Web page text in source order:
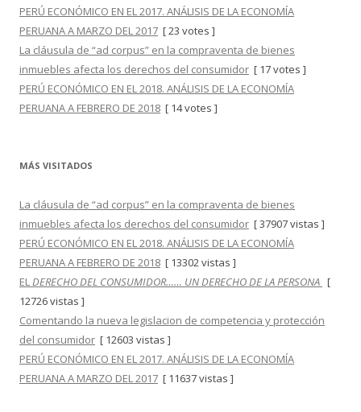
PERÚ ECONÓMICO EN EL 2017. ANÁLISIS DE LA ECONOMÍA
PERUANA A MARZO DEL 2017 [ 23 votes ]
La cláusula de “ad corpus” en la compraventa de bienes
inmuebles afecta los derechos del consumidor [ 17 votes ]
PERÚ ECONÓMICO EN EL 2018. ANÁLISIS DE LA ECONOMÍA
PERUANA A FEBRERO DE 2018 [ 14 votes ]
MÁS VISITADOS
La cláusula de “ad corpus” en la compraventa de bienes
inmuebles afecta los derechos del consumidor [ 37907 vistas ]
PERÚ ECONÓMICO EN EL 2018. ANÁLISIS DE LA ECONOMÍA
PERUANA A FEBRERO DE 2018 [ 13302 vistas ]
ELDERECHO DEL CONSUMIDOR…… UN DERECHO DE LA PERSONA [
12726 vistas ]
Comentando la nueva legislacion de competencia y protección
del consumidor [ 12603 vistas ]
PERÚ ECONÓMICO EN EL 2017. ANÁLISIS DE LA ECONOMÍA
PERUANA A MARZO DEL 2017 [ 11637 vistas ]